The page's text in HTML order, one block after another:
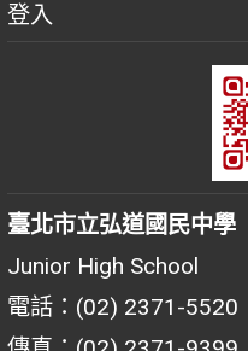
登入
臺北市立弘道國民中學
Junior High School
電話：(02) 2371-5520